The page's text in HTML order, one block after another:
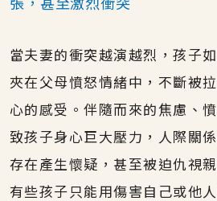
張，甚至激烈衝突
當夫妻的衝突越演越烈，孩子
夾在父母憤怒情緒中，不斷被
心的感受。伴隨而來的焦慮、
致孩子身心巨大壓力，人際關
存在產生懷疑，甚至被迫仇視
有些孩子只能用傷害自己或他